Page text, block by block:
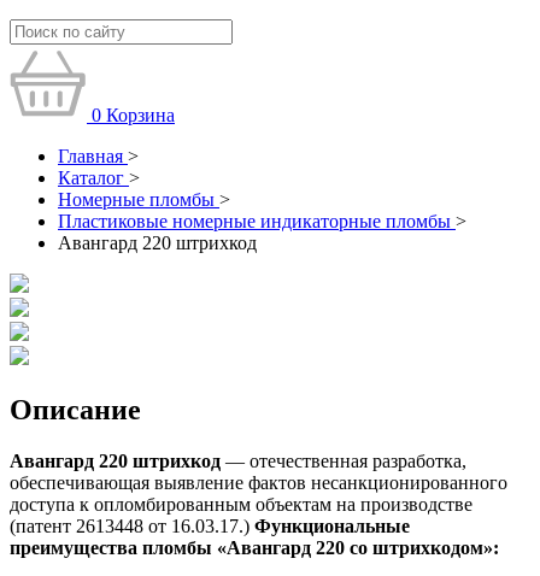
0 Корзина
Главная >
Каталог >
Номерные пломбы >
Пластиковые номерные индикаторные пломбы >
Авангард 220 штрихкод
Описание
Авангард 220 штрихкод — отечественная разработка,
обеспечивающая выявление фактов несанкционированного
доступа к опломбированным объектам на производстве
(патент 2613448 от 16.03.17.) Функциональные
преимущества пломбы «Авангард 220 со штрихкодом»: